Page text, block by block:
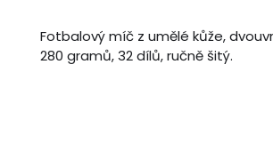
Fotbalový míč z umělé kůže,
280 gramů, 32 dílů, ručně šitý.